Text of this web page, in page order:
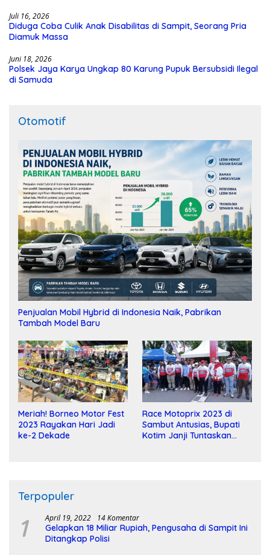
Juli 16, 2026
Diduga Coba Culik Anak Disabilitas di Sampit, Seorang Pria
Diamuk Massa
Juni 18, 2026
Polsek Jaya Karya Ungkap 80 Karung Pupuk Bersubsidi Ilegal
di Samuda
Otomotif
Penjualan Mobil Hybrid di Indonesia Naik, Pabrikan
Tambah Model Baru
Meriah! Borneo Motor Fest
2023 Rayakan Hari Jadi
ke-2 Dekade
Race Motoprix 2023 di
Sambut Antusias, Bupati
Kotim Janji Tuntaskan
Terpopuler
1 April 19, 2022 14 Komentar
Gelapkan 18 Miliar Rupiah, Pengusaha di Sampit Ini
Ditangkap Polisi